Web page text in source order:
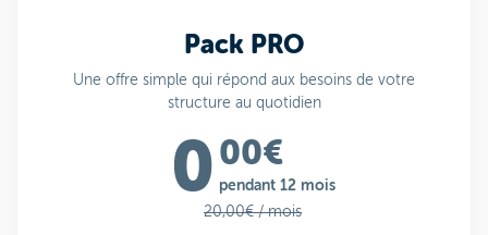
Pack PRO
Une offre simple qui répond aux besoins de votre
structure au quotidien
000€
pendant 12 mois
20,00€ / mois